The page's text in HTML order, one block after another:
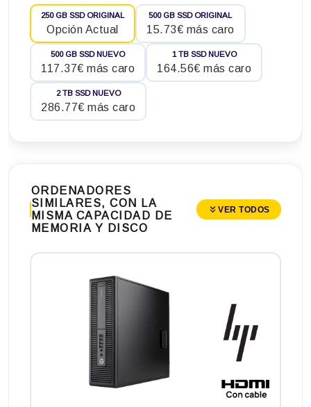
250 GB SSD ORIGINAL
Opción Actual
500 GB SSD ORIGINAL
15.73€ más caro
500 GB SSD NUEVO
117.37€ más caro
1 TB SSD NUEVO
164.56€ más caro
2 TB SSD NUEVO
286.77€ más caro
ORDENADORES
SIMILARES, CON LA
MISMA CAPACIDAD DE
MEMORIA Y DISCO
VER TODOS